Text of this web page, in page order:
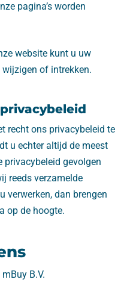
pagina’s worden
website kunt u uw
of intrekken.
recht ons privacybeleid te
u echter altijd de meest
privacybeleid gevolgen
reeds verzamelde
verwerken, dan brengen
op de hoogte.
B.V.